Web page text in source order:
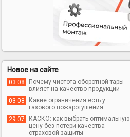
Новое на сайте
03 08
Почему чистота оборотной тары
влияет на качество продукции
03 08
Какие ограничения есть у
газового пожаротушения
29 07
КАСКО: как выбрать оптимальную
цену без потери качества
страховой защиты